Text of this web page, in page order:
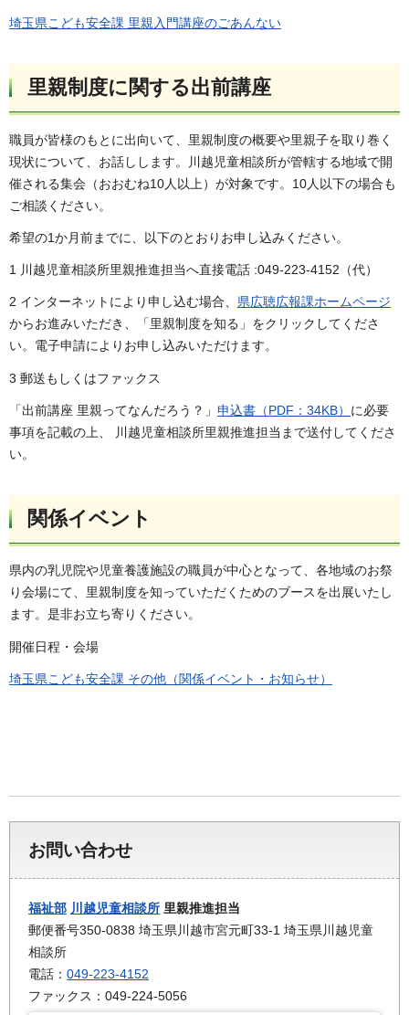
埼玉県こども安全課 里親入門講座のごあんない
里親制度に関する出前講座
職員が皆様のもとに出向いて、里親制度の概要や里親子を取り巻く
現状について、お話しします。川越児童相談所が管轄する地域で開
催される集会（おおむね10人以上）が対象です。10人以下の場合も
ご相談ください。
希望の1か月前までに、以下のとおりお申し込みください。
1 川越児童相談所里親推進担当へ直接電話 :049-223-4152（代）
2 インターネットにより申し込む場合、 県広聴広報課ホームページ
からお進みいただき、「里親制度を知る」をクリックしてくださ
い。電子申請によりお申し込みいただけます。
3 郵送もしくはファックス
「出前講座 里親ってなんだろう？」 申込書（PDF：34KB） に必要
事項を記載の上、 川越児童相談所里親推進担当まで送付してくださ
い。
関係イベント
県内の乳児院や児童養護施設の職員が中心となって、各地域のお祭
り会場にて、里親制度を知っていただくためのブースを出展いたし
ます。是非お立ち寄りください。
開催日程・会場
埼玉県こども安全課 その他（関係イベント・お知らせ）
お問い合わせ
福祉部 川越児童相談所 里親推進担当
郵便番号350-0838 埼玉県川越市宮元町33-1 埼玉県川越児童
相談所
電話： 049-223-4152
ファックス：049-224-5056